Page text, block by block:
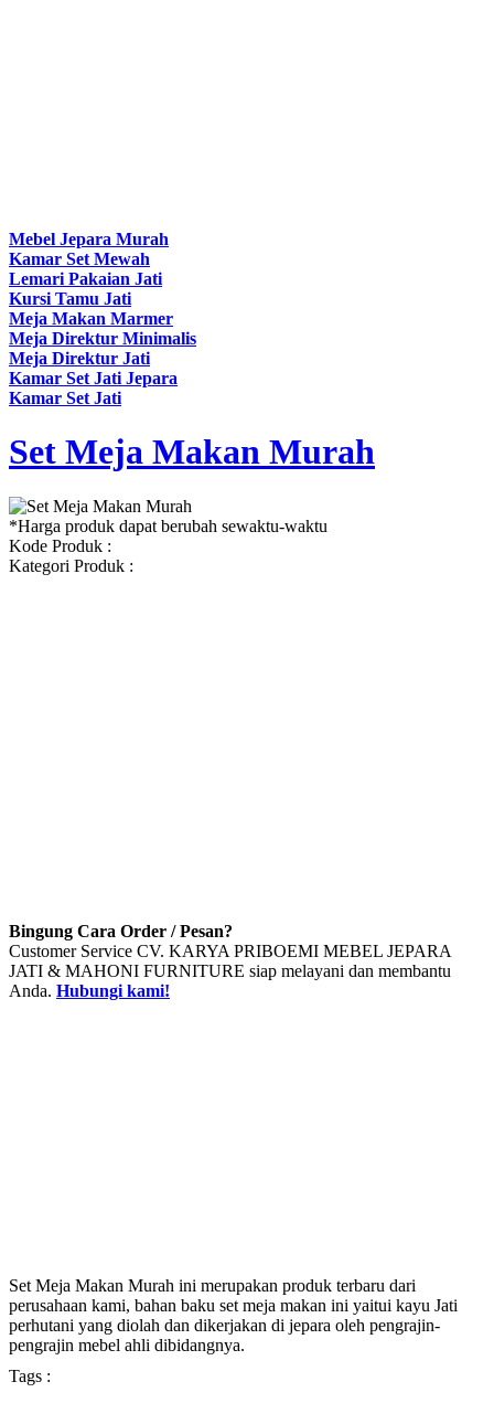
Mebel Jepara Murah
Kamar Set Mewah
Lemari Pakaian Jati
Kursi Tamu Jati
Meja Makan Marmer
Meja Direktur Minimalis
Meja Direktur Jati
Kamar Set Jati Jepara
Kamar Set Jati
Set Meja Makan Murah
*Harga produk dapat berubah sewaktu-waktu
Kode Produk :
Kategori Produk :
Bingung Cara Order / Pesan?
Customer Service CV. KARYA PRIBOEMI MEBEL JEPARA
JATI & MAHONI FURNITURE siap melayani dan membantu
Anda. Hubungi kami!
Set Meja Makan Murah ini merupakan produk terbaru dari
perusahaan kami, bahan baku set meja makan ini yaitui kayu Jati
perhutani yang diolah dan dikerjakan di jepara oleh pengrajin-
pengrajin mebel ahli dibidangnya.
Tags :